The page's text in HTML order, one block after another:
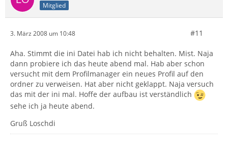
Mitglied
3. März 2008 um 10:48 #11
Aha. Stimmt die ini Datei hab ich nicht behalten. Mist. Naja
dann probiere ich das heute abend mal. Hab aber schon
versucht mit dem Profilmanager ein neues Profil auf den
ordner zu verweisen. Hat aber nicht geklappt. Naja versuch
das mit der ini mal. Hoffe der aufbau ist verständlich
sehe ich ja heute abend.
Gruß Loschdi